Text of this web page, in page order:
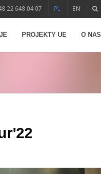
22 648 04 07 PL EN
PROJEKTY UE O NAS